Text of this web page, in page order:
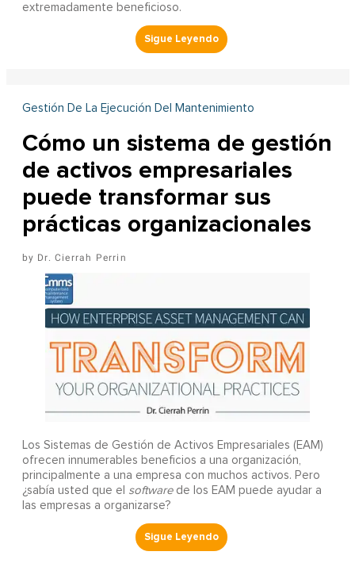
extremadamente beneficioso.
Gestión De La Ejecución Del Mantenimiento
Cómo un sistema de gestión
de activos empresariales
puede transformar sus
prácticas organizacionales
Dr. Cierrah Perrin
Los Sistemas de Gestión de Activos Empresariales (EAM)
ofrecen innumerables beneficios a una organización,
principalmente a una empresa con muchos activos. Pero
¿sabía usted que el softwarede los EAM puede ayudar a
las empresas a organizarse?